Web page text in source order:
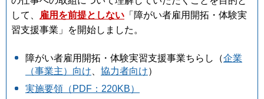
して、
雇用を前提としない 「障がい者雇用開拓・体験実
習支援事業」を開始しました。
障がい者雇用開拓・体験実習支援事業ちらし（企業
（事業主）向け
協力者向け）
実施要領（PDF：220KB）